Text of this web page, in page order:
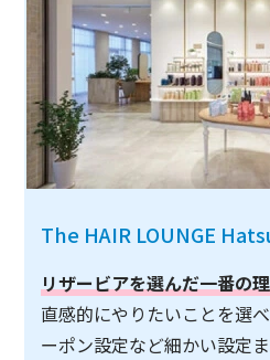
The HAIR LOUNGE
リザービアを選んだ一番の
直感的にやりたいことを選
ーポン設定など細かい設定